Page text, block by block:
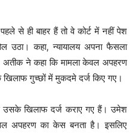
से ही बाहर हैं तो वे कोर्ट में नहीं पेश
उठा। कहा, न्यायालय अपना फैसला
ने कहा कि मामला केवल अपहरण
गुच्छों में मुकदमे दर्ज किए गए।
उसके खिलाफ दर्ज कराए गए हैं। उमेश
अपहरण का केस बनता है। इसलिए